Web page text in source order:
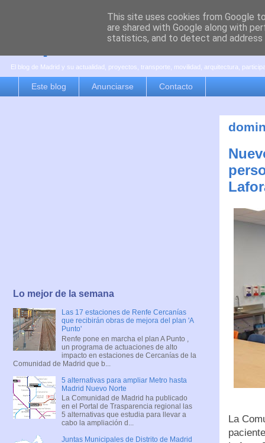
es por madrid
El blog de Madrid y su actualidad, proyectos, transporte, movilidad, arquitectura,
Este blog Anunciarse Contacto
La
Lo mejor de la semana
Las 17 estaciones de Renfe Cercanías
que recibirán obras de mejora del plan 'A
Punto'
Renfe pone en marcha el plan A Punto ,
un programa de actuaciones de alto
impacto en estaciones de Cercanías de la
Comunidad de Madrid que b...
5 alternativas para ampliar Metro hasta
Madrid Nuevo Norte
La Comunidad de Madrid ha publicado
en el Portal de Trasparencia regional las
5 alternativas que estudia para llevar a
cabo la ampliación d...
Juntas Municipales de Distrito de Madrid
This site uses cookies from Google
are shared with Google along with
statistics, and to detect and address